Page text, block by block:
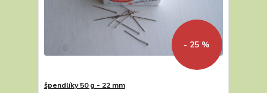
- 25 %
špendlíky 50 g - 22 mm